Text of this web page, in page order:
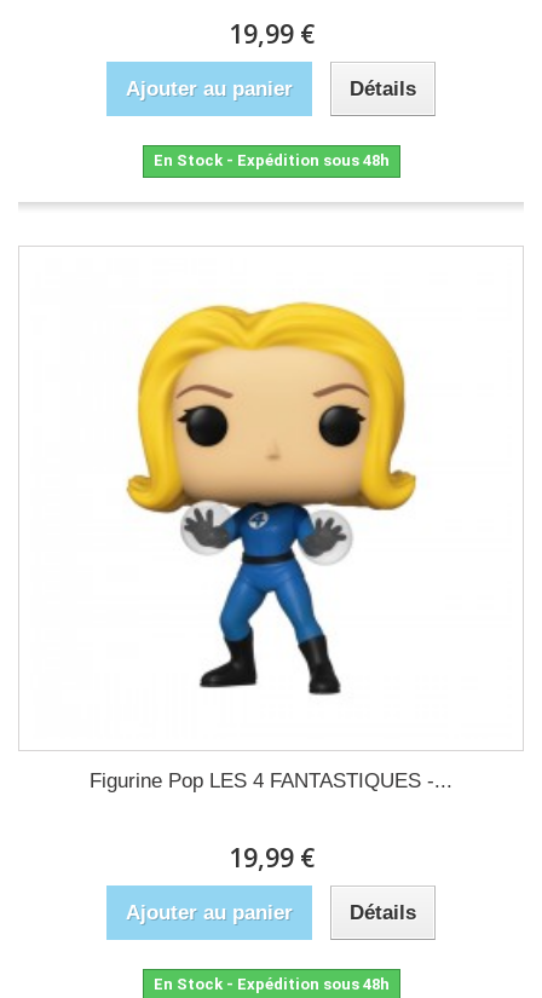
19,99 €
Ajouter au panier Détails
En Stock - Expédition sous 48h
Figurine Pop LES 4 FANTASTIQUES -...
19,99 €
Ajouter au panier Détails
En Stock - Expédition sous 48h